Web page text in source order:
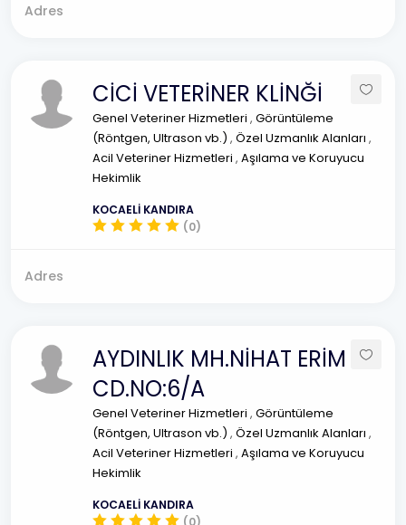
Adres
CİCİ VETERİNER KLİNĞİ
Genel Veteriner Hizmetleri , Görüntüleme
(Röntgen, Ultrason vb.) , Özel Uzmanlık Alanları ,
Acil Veteriner Hizmetleri , Aşılama ve Koruyucu
Hekimlik
KOCAELİ KANDIRA
(0)
Adres
AYDINLIK MH.NİHAT ERİM
CD.NO:6/A
Genel Veteriner Hizmetleri , Görüntüleme
(Röntgen, Ultrason vb.) , Özel Uzmanlık Alanları ,
Acil Veteriner Hizmetleri , Aşılama ve Koruyucu
Hekimlik
KOCAELİ KANDIRA
(0)